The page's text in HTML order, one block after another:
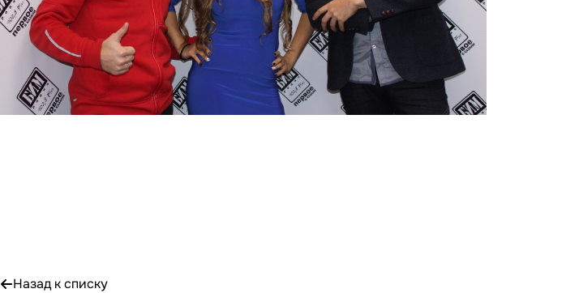
Назад к списку